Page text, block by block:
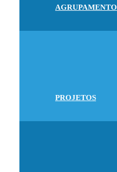
AGRUPAMENTO
PROJETOS